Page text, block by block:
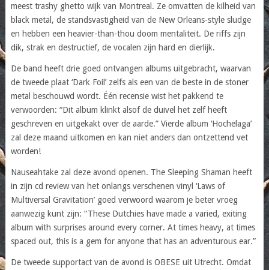
meest trashy ghetto wijk van Montreal. Ze omvatten de kilheid van
black metal, de standsvastigheid van de New Orleans-style sludge
en hebben een heavier-than-thou doom mentaliteit. De riffs zijn
dik, strak en destructief, de vocalen zijn hard en dierlijk.
De band heeft drie goed ontvangen albums uitgebracht, waarvan
de tweede plaat ‘Dark Foil’ zelfs als een van de beste in de stoner
metal beschouwd wordt. Één recensie wist het pakkend te
verwoorden: “Dit album klinkt alsof de duivel het zelf heeft
geschreven en uitgekakt over de aarde.” Vierde album ‘Hochelaga’
zal deze maand uitkomen en kan niet anders dan ontzettend vet
worden!
Nauseahtake zal deze avond openen. The Sleeping Shaman heeft
in zijn cd review van het onlangs verschenen vinyl ‘Laws of
Multiversal Gravitation’ goed verwoord waarom je beter vroeg
aanwezig kunt zijn: “These Dutchies have made a varied, exiting
album with surprises around every corner. At times heavy, at times
spaced out, this is a gem for anyone that has an adventurous ear.”
De tweede supportact van de avond is OBESE uit Utrecht. Omdat